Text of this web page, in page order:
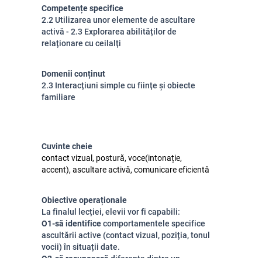
Competențe specifice
2.2 Utilizarea unor elemente de ascultare
activă - 2.3 Explorarea abilităților de
relaționare cu ceilalți
Domenii conținut
2.3 Interacțiuni simple cu ființe și obiecte
familiare
Cuvinte cheie
contact vizual, postură, voce(intonație,
accent), ascultare activă, comunicare eficientă
Obiective operaționale
La finalul lecției, elevii vor fi capabili:
O1-să identificecomportamentele specifice
ascultării active (contact vizual, poziția, tonul
vocii) în situații date.